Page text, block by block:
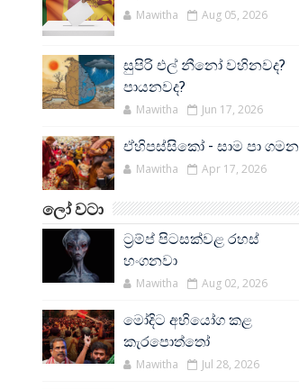
Mawitha Aug 05, 2026
සුපිරි එල් නීනෝ වහිනවද?
පායනවද?
Mawitha Jun 17, 2026
ඒහිපස්සිකෝ - සාම පා ගමන
Mawitha Apr 17, 2026
ලෝ වටා
ට්‍රම්ප් පිටසක්වළ රහස්
හංගනවා
Mawitha Aug 02, 2026
මෝදිට අභියෝග කළ
කැරපොත්තෝ
Mawitha Jul 28, 2026